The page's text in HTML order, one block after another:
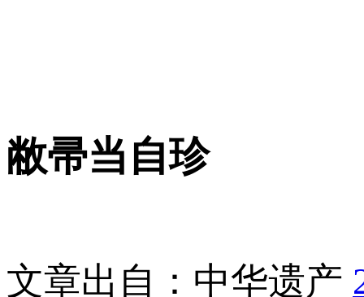
敝帚当自珍
文章出自：中华遗产